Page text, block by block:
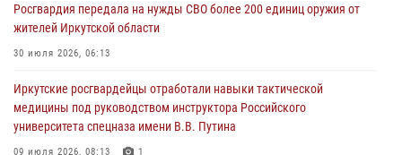
30 июля 2026, 04:19
В честь 10-летия Росгвардии сотрудники вневедомственной охраны
в ведомстве
29 июля 2026, 03:44 2
Росгвардия передала на нужды СВО более 200 единиц оружия от
жителей Иркутской области
30 июля 2026, 06:13
Иркутские росгвардейцы отработали навыки тактической
медицины под руководством инструктора Российского
университета спецназа имени В.В. Путина
09 июля 2026, 08:13 1